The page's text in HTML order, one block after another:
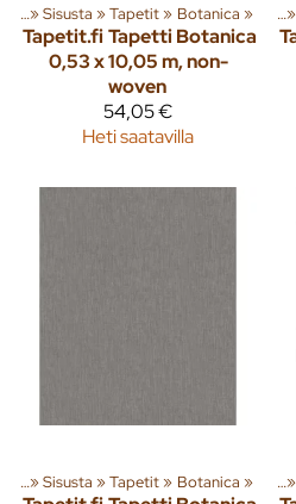
‪»Sisusta ‪»Tapetit‪» Botanica ‪»
Tapetit.fi Tapetti Botanica
0,53 x 10,05 m, non-
woven
54,05 €
Heti saatavilla
Tuoteryhmiä ja tuotteita‪»
‪»Sisusta ‪»Tapetit‪» Botanica ‪»
Tuoteryhmiä ja tuotteita‪»